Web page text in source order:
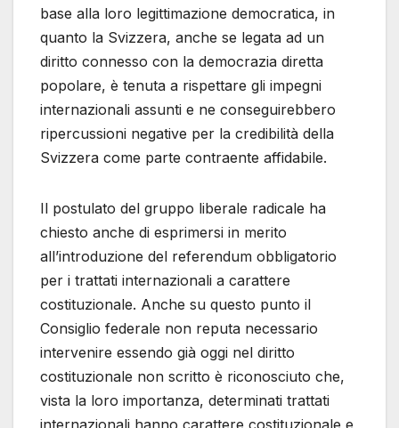
base alla loro legittimazione democratica, in
quanto la Svizzera, anche se legata ad un
diritto connesso con la democrazia diretta
popolare, è tenuta a rispettare gli impegni
internazionali assunti e ne conseguirebbero
ripercussioni negative per la credibilità della
Svizzera come parte contraente affidabile.
Il postulato del gruppo liberale radicale ha
chiesto anche di esprimersi in merito
all’introduzione del referendum obbligatorio
per i trattati internazionali a carattere
costituzionale. Anche su questo punto il
Consiglio federale non reputa necessario
intervenire essendo già oggi nel diritto
costituzionale non scritto è riconosciuto che,
vista la loro importanza, determinati trattati